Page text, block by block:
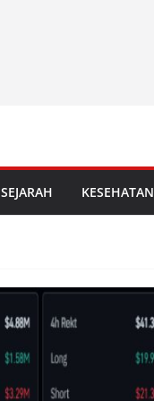
SEJARAH KESEHATAN